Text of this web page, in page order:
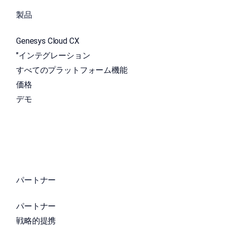
製品
Genesys Cloud CX
"インテグレーション
すべてのプラットフォーム機能
価格
デモ
パートナー
パートナー
戦略的提携